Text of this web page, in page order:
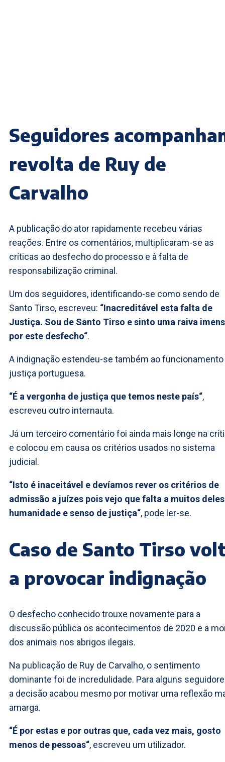
Seguidores
revolta de Ruy de
Carvalho
A publicação do ator rapidamente recebeu várias
reações. Entre os comentários, multiplicaram-se as
críticas ao desfecho do processo e à falta de
responsabilização criminal.
Um dos seguidores, identificando-se como sendo de
Santo Tirso, escreveu: “Inacreditável esta falta de
Justiça. Sou de Santo Tirso e sinto uma raiva
por este desfecho“.
A indignação estendeu-se também ao funcionamento
justiça portuguesa.
“É a vergonha de justiça que temos neste país“,
escreveu outro internauta.
Já um terceiro comentário foi ainda mais longe na
e colocou em causa os critérios usados no sistema
judicial.
“Isto é inaceitável e devíamos rever os critérios de
admissão a juízes pois vejo que falta a muitos deles
humanidade e senso de justiça“, pode ler-se.
Caso de Santo Tirso
a provocar indignação
O desfecho conhecido trouxe novamente para a
discussão pública os acontecimentos de 2020 e a
dos animais nos abrigos ilegais.
Na publicação de Ruy de Carvalho, o sentimento
dominante foi de incredulidade. Para alguns
a decisão acabou mesmo por motivar uma reflexão
amarga.
“É por estas e por outras que, cada vez mais, gosto
menos de pessoas“, escreveu um utilizador.